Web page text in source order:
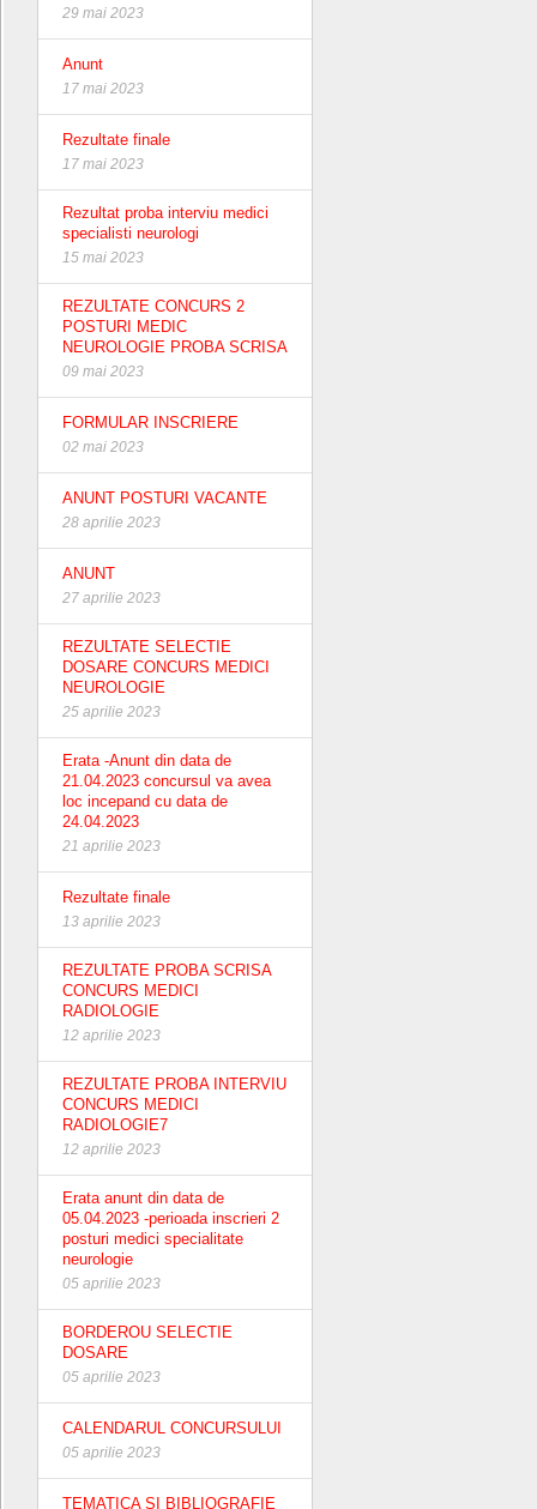
29 mai 2023
Anunt
17 mai 2023
Rezultate finale
17 mai 2023
Rezultat proba interviu medici
specialisti neurologi
15 mai 2023
REZULTATE CONCURS 2
POSTURI MEDIC
NEUROLOGIE PROBA SCRISA
09 mai 2023
FORMULAR INSCRIERE
02 mai 2023
ANUNT POSTURI VACANTE
28 aprilie 2023
ANUNT
27 aprilie 2023
REZULTATE SELECTIE
DOSARE CONCURS MEDICI
NEUROLOGIE
25 aprilie 2023
Erata -Anunt din data de
21.04.2023 concursul va avea
loc incepand cu data de
24.04.2023
21 aprilie 2023
Rezultate finale
13 aprilie 2023
REZULTATE PROBA SCRISA
CONCURS MEDICI
RADIOLOGIE
12 aprilie 2023
REZULTATE PROBA INTERVIU
CONCURS MEDICI
RADIOLOGIE7
12 aprilie 2023
Erata anunt din data de
05.04.2023 -perioada inscrieri 2
posturi medici specialitate
neurologie
05 aprilie 2023
BORDEROU SELECTIE
DOSARE
05 aprilie 2023
CALENDARUL CONCURSULUI
05 aprilie 2023
TEMATICA SI BIBLIOGRAFIE